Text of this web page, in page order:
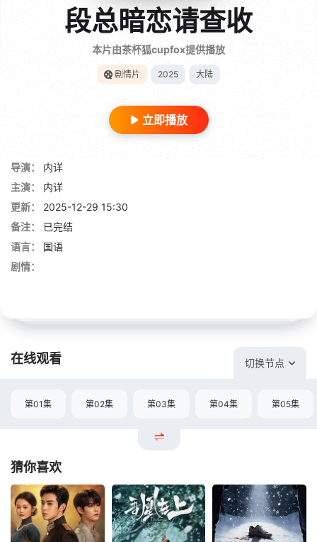
段总暗恋请查收
本片由茶杯狐cupfox提供播放
剧情片 2025 大陆
立即播放
导演：
内详
主演：
内详
更新：
2025-12-29 15:30
备注：
已完结
语言：
国语
剧情：
在线观看 切换节点
第01集 第02集 第03集 第04集 第05集
猜你喜欢